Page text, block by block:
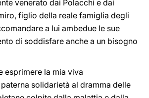
venerato dai Polacchi e dai
figlio della reale famiglia degli
a lui ambedue le sue
di soddisfare anche a un bisogno
esprimere la mia viva
solidarietà al dramma delle